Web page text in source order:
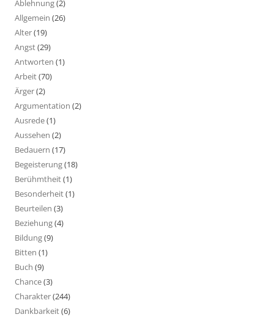
Ablehnung(2)
Allgemein (26)
Alter(19)
Angst(29)
Antworten (1)
Arbeit(70)
Ärger(2)
Argumentation (2)
Ausrede(1)
Aussehen (2)
Bedauern (17)
Begeisterung(18)
Berühmtheit(1)
Besonderheit(1)
Beurteilen (3)
Beziehung(4)
Bildung(9)
Bitten (1)
Buch (9)
Chance(3)
Charakter(244)
Dankbarkeit(6)